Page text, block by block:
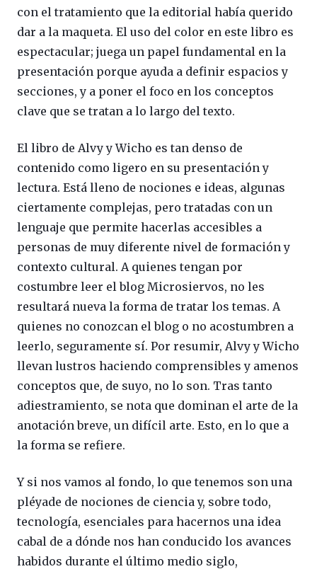
con el tratamiento que la editorial había querido
dar a la maqueta. El uso del color en este libro es
espectacular; juega un papel fundamental en la
presentación porque ayuda a definir espacios y
secciones, y a poner el foco en los conceptos
clave que se tratan a lo largo del texto.
El libro de Alvy y Wicho es tan denso de
contenido como ligero en su presentación y
lectura. Está lleno de nociones e ideas, algunas
ciertamente complejas, pero tratadas con un
lenguaje que permite hacerlas accesibles a
personas de muy diferente nivel de formación y
contexto cultural. A quienes tengan por
costumbre leer el blog Microsiervos, no les
resultará nueva la forma de tratar los temas. A
quienes no conozcan el blog o no acostumbren a
leerlo, seguramente sí. Por resumir, Alvy y Wicho
llevan lustros haciendo comprensibles y amenos
conceptos que, de suyo, no lo son. Tras tanto
adiestramiento, se nota que dominan el arte de la
anotación breve, un difícil arte. Esto, en lo que a
la forma se refiere.
Y si nos vamos al fondo, lo que tenemos son una
pléyade de nociones de ciencia y, sobre todo,
tecnología, esenciales para hacernos una idea
cabal de a dónde nos han conducido los avances
habidos durante el último medio siglo,